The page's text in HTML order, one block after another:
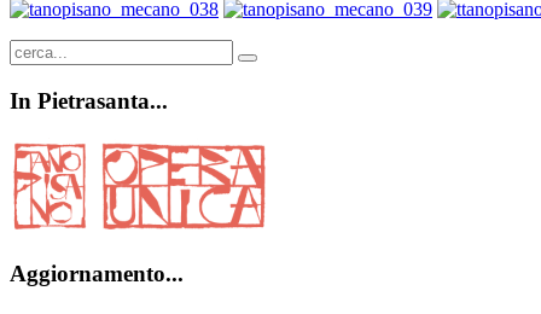
In Pietrasanta...
Aggiornamento...